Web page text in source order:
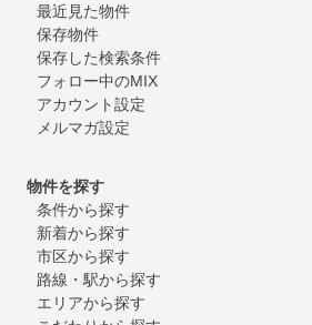
最近見た物件
保存物件
保存した検索条件
フォロー中のMIX
アカウント設定
メルマガ設定
物件を探す
条件から探す
新着から探す
市区から探す
路線・駅から探す
エリアから探す